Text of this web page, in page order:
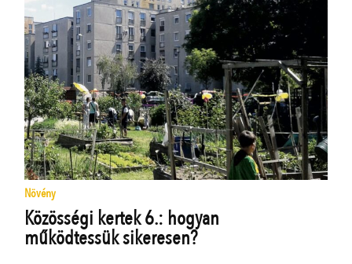
Növény
Közösségi kertek 6.: hogyan
működtessük sikeresen?